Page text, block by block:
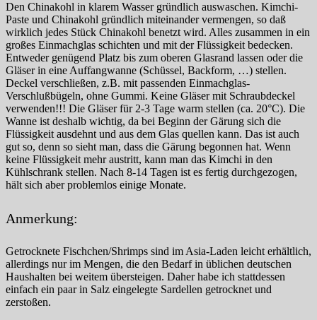
Den Chinakohl in klarem Wasser gründlich auswaschen. Kimchi-
Paste und Chinakohl gründlich miteinander vermengen, so daß
wirklich jedes Stück Chinakohl benetzt wird. Alles zusammen in ein
großes Einmachglas schichten und mit der Flüssigkeit bedecken.
Entweder genügend Platz bis zum oberen Glasrand lassen oder die
Gläser in eine Auffangwanne (Schüssel, Backform, …) stellen.
Deckel verschließen, z.B. mit passenden Einmachglas-
Verschlußbügeln, ohne Gummi. Keine Gläser mit Schraubdeckel
verwenden!!! Die Gläser für 2-3 Tage warm stellen (ca. 20°C). Die
Wanne ist deshalb wichtig, da bei Beginn der Gärung sich die
Flüssigkeit ausdehnt und aus dem Glas quellen kann. Das ist auch
gut so, denn so sieht man, dass die Gärung begonnen hat. Wenn
keine Flüssigkeit mehr austritt, kann man das Kimchi in den
Kühlschrank stellen. Nach 8-14 Tagen ist es fertig durchgezogen,
hält sich aber problemlos einige Monate.
Anmerkung:
Getrocknete Fischchen/Shrimps sind im Asia-Laden leicht erhältlich,
allerdings nur im Mengen, die den Bedarf in üblichen deutschen
Haushalten bei weitem übersteigen. Daher habe ich stattdessen
einfach ein paar in Salz eingelegte Sardellen getrocknet und
zerstoßen.